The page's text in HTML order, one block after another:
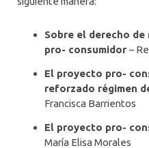
Sobre el derecho
pro- consumidor –
El proyecto pro-
reforzado régimen
Francisca Barrientos
El proyecto pro-
María Elisa Morales